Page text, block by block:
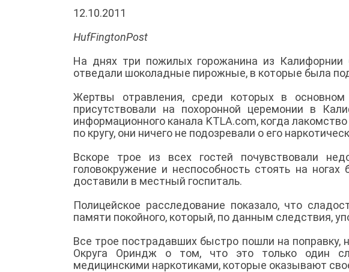
12.10.2011
HufFingtonPost
На днях три пожилых горожанина из Калифорнии
отведали шоколадные пирожные, в которые была
Жертвы отравления, среди которых в
присутствовали на похоронной церемонии в
информационного канала KTLA.com, когда
по кругу, они ничего не подозревали о его
Вскоре трое из всех гостей почувствовали
головокружение и неспособность стоять на
доставили в местный госпиталь.
Полицейское расследование показало, что
памяти покойного, который, по данным следствия,
Все трое пострадавших быстро пошли на поправку,
Округа Ориндж о том, что это только один
медицинскими наркотиками, которые оказывают